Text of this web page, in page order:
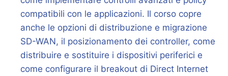
compatibili con le applicazioni. Il corso copre
anche le opzioni di distribuzione e migrazione
SD-WAN, il posizionamento dei controller, come
distribuire e sostituire i dispositivi periferici e
come configurare il breakout di Direct Internet